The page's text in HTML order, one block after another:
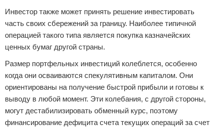
Инвестор также может принять решение инвестировать
часть своих сбережений за границу. Наиболее типичной
операцией такого типа является покупка казначейских
ценных бумаг другой страны.
Размер портфельных инвестиций колеблется, особенно
когда они осваиваются спекулятивным капиталом. Они
ориентированы на получение быстрой прибыли и готовы к
выводу в любой момент. Эти колебания, с другой стороны,
могут дестабилизировать обменный курс, поэтому
финансирование дефицита счета текущих операций за счет